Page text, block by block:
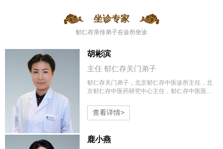
坐诊专家
郁仁存亲传弟子在诊所坐诊
胡彬滨
主任 ​郁仁存关门弟子
郁仁存关门弟子，北京郁仁存中医诊所主任，北
京郁仁存中医药研究中心主任，郁仁存中医医院
查看详情>
鹿小燕